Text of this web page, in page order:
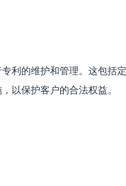
利的维护和管理。这包括
以保护客户的合法权益。